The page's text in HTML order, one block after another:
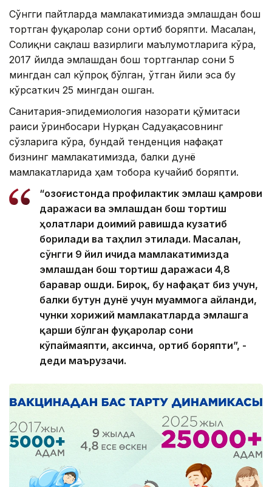
Сўнгги пайтларда мамлакатимизда эмлашдан бош
тортган фуқаролар сони ортиб боряпти. Масалан,
Соғлиқни сақлаш вазирлиги маълумотларига кўра,
2017 йилда эмлашдан бош тортганлар сони 5
мингдан сал кўпроқ бўлган, ўтган йили эса бу
кўрсаткич 25 мингдан ошган.
Санитария-эпидемиология назорати қўмитаси
раиси ўринбосари Нурқан Садуақасовнинг
сўзларига кўра, бундай тенденция нафақат
бизнинг мамлакатимизда, балки дунё
мамлакатларида ҳам тобора кучайиб боряпти.
“Қозоғистонда профилактик эмлаш қамрови
даражаси ва эмлашдан бош тортиш
ҳолатлари доимий равишда кузатиб
борилади ва таҳлил этилади. Масалан,
сўнгги 9 йил ичида мамлакатимизда
эмлашдан бош тортиш даражаси 4,8
баравар ошди. Бироқ, бу нафақат биз учун,
балки бутун дунё учун муаммога айланди,
чунки хорижий мамлакатларда эмлашга
қарши бўлган фуқаролар сони
кўпаймаяпти, аксинча, ортиб боряпти”, -
деди маърузачи.